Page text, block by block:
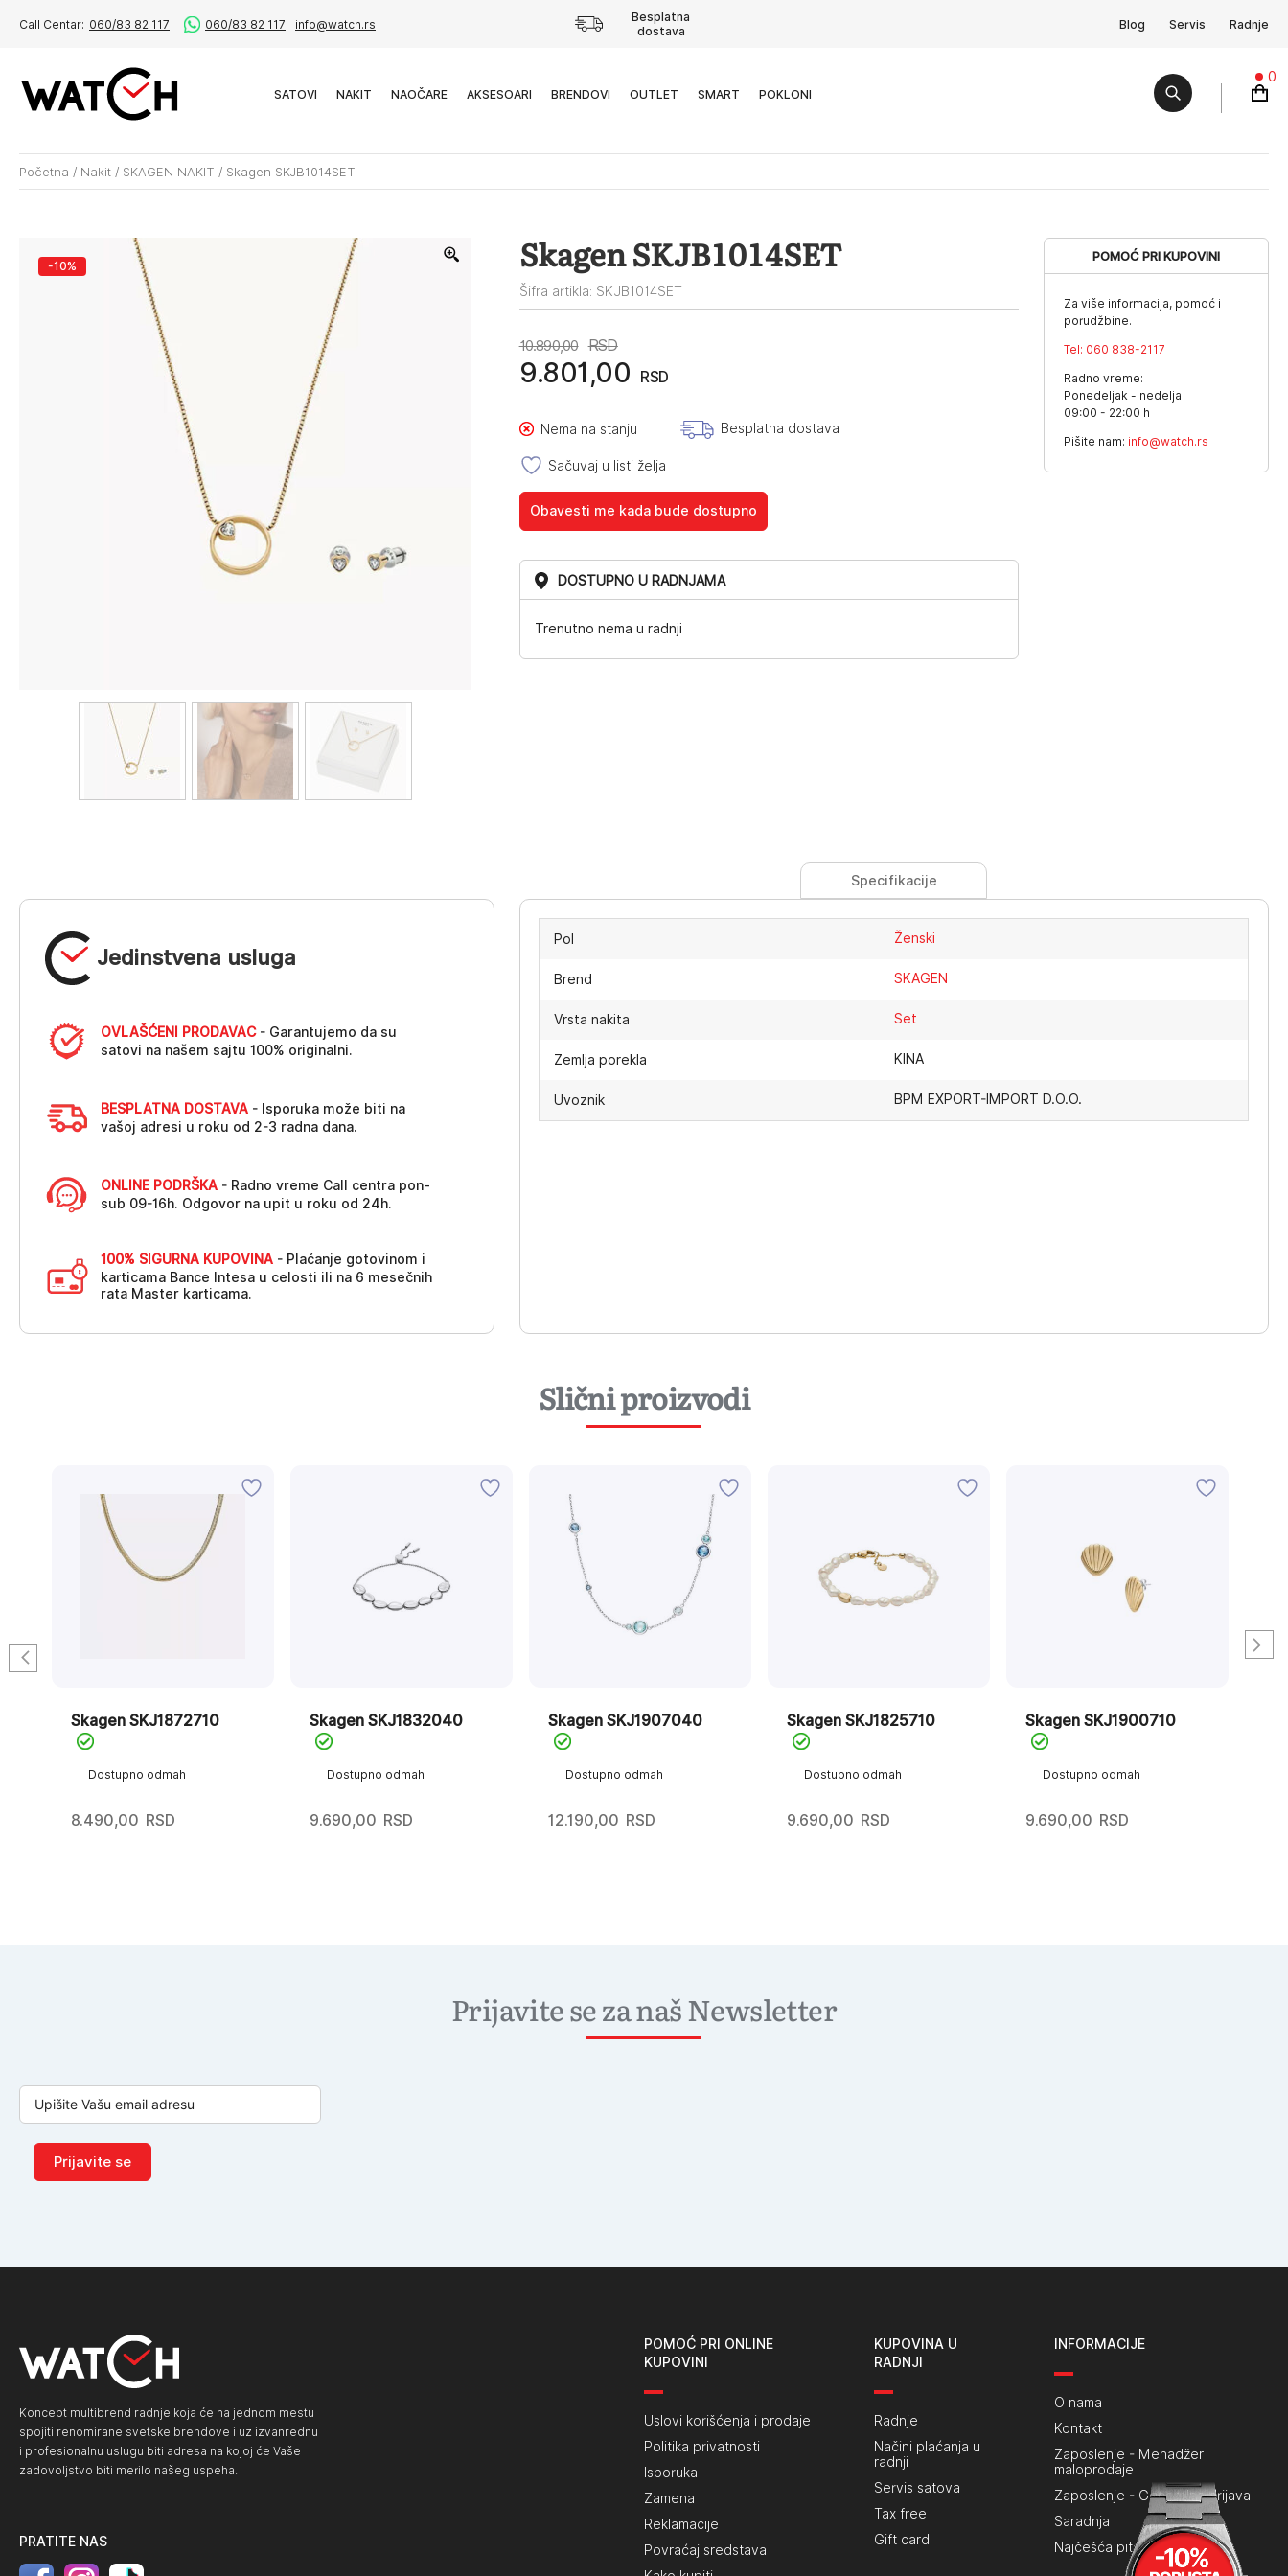
Call Centar: 060/83 82 117 060/83 82 117 info@watch.rs
Besplatna
dostava
Blog Servis Radnje
SATOVI NAKIT NAOČARE AKSESOARI BRENDOVI OUTLET SMART POKLONI
0
Početna / Nakit / SKAGEN NAKIT / Skagen SKJB1014SET
-10% Skagen SKJB1014SET
Šifra artikla: SKJB1014SET
10.890,00 RSD
Originalna
cena
je
bila:
10.890,00RSD.
9.801,00 RSD
Trenutna
cena
je:
9.801,00RSD.
Nema na stanju Besplatna dostava
Sačuvaj u listi želja
Obavesti me kada bude dostupno
DOSTUPNO U RADNJAMA
Trenutno nema u radnji
POMOĆ PRI KUPOVINI
Za više informacija, pomoć i
porudžbine.
Tel: 060 838-2117
Radno vreme:
Ponedeljak - nedelja
09:00 - 22:00 h
Pišite nam: info@watch.rs
Jedinstvena usluga
OVLAŠĆENI PRODAVAC- Garantujemo da su
satovi na našem sajtu 100% originalni.
BESPLATNA DOSTAVA - Isporuka može biti na
vašoj adresi u roku od 2-3 radna dana.
ONLINE PODRŠKA - Radno vreme Call centra pon-
sub 09-16h. Odgovor na upit u roku od 24h.
100% SIGURNA KUPOVINA - Plaćanje gotovinom i
karticama Bance Intesa u celosti ili na 6 mesečnih
rata Master karticama.
Specifikacije
Pol Ženski
Brend SKAGEN
Vrsta nakita Set
Zemlja porekla KINA
Uvoznik BPM EXPORT-IMPORT D.O.O.
Slični proizvodi
Dostupno odmah
Skagen SKJ1872710
8.490,00 RSD
Dostupno odmah
Skagen SKJ1832040
9.690,00 RSD
Dostupno odmah
Skagen SKJ1907040
12.190,00 RSD
Dostupno odmah
Skagen SKJ1825710
9.690,00 RSD
Dostupno odmah
Skagen SKJ1900710
9.690,00 RSD
Prijavite se za naš Newsletter
Prijavite se
Koncept multibrend radnje koja će na jednom mestu
spojiti renomirane svetske brendove i uz izvanrednu
i profesionalnu uslugu biti adresa na kojoj će Vaše
zadovoljstvo biti merilo našeg uspeha.
PRATITE NAS
POMOĆ PRI ONLINE
KUPOVINI
Uslovi korišćenja i prodaje
Politika privatnosti
Isporuka
Zamena
Reklamacije
Povraćaj sredstava
KUPOVINA U
RADNJI
Radnje
Načini plaćanja u
radnji
Servis satova
Tax free
Gift card
INFORMACIJE
O nama
Kontakt
Zaposlenje - Menadžer
maloprodaje
Zaposlenje - Generalna prijava
Saradnja
Najčešća pitanja